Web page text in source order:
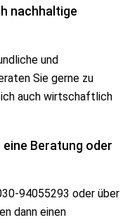
nachhaltige
und
Sie gerne zu
auch wirtschaftlich
eine Beratung oder
94055293 oder über
dann einen